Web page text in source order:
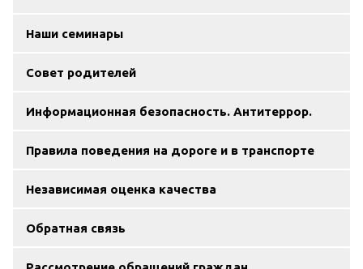
Наши семинары
Совет родителей
Информационная безопасность. Антитеррор.
Правила поведения на дороге и в транспорте
Независимая оценка качества
Обратная связь